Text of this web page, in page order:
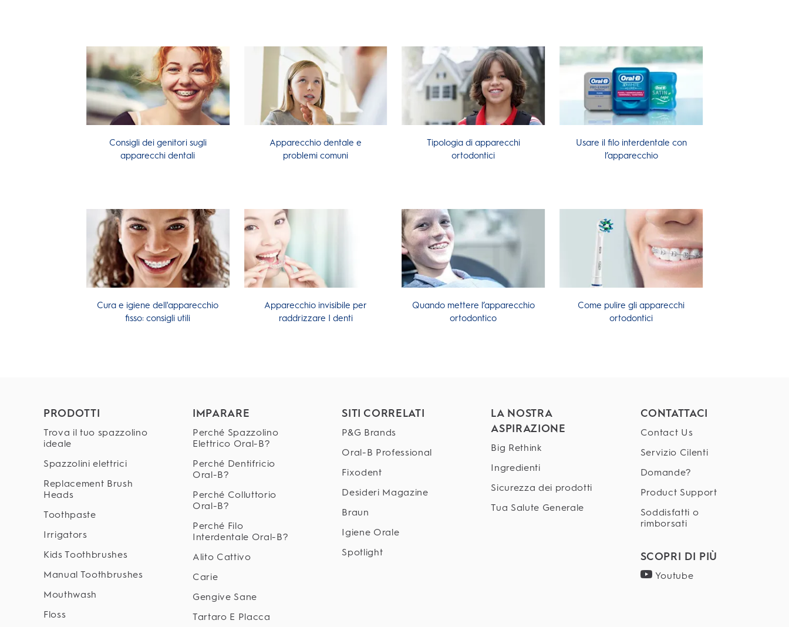
Consigli dei genitori sugli
apparecchi dentali
Apparecchio dentale e
problemi comuni
Tipologia di apparecchi
ortodontici
Usare il filo interdentale con
l’apparecchio
Cura e igiene dell'apparecchio
fisso: consigli utili
Apparecchio invisibile per
raddrizzare I denti
Quando mettere l’apparecchio
ortodontico
Come pulire gli apparecchi
ortodontici
PRODOTTI
Trova il tuo spazzolino
ideale
Spazzolini elettrici
Replacement Brush
Heads
Toothpaste
Irrigators
Kids Toothbrushes
Manual Toothbrushes
Mouthwash
Floss
IMPARARE
Perché Spazzolino
Elettrico Oral-B?
Perché Dentifricio
Oral-B?
Perché Colluttorio
Oral-B?
Perché Filo
Interdentale Oral-B?
Alito Cattivo
Carie
Gengive Sane
Tartaro E Placca
SITI CORRELATI
P&G Brands
Oral-B Professional
Fixodent
Desideri Magazine
Braun
Igiene Orale
Spotlight
LA NOSTRA
ASPIRAZIONE
Big Rethink
Ingredienti
Sicurezza dei prodotti
Tua Salute Generale
CONTATTACI
Contact Us
Servizio Cilenti
Domande?
Product Support
Soddisfatti o
rimborsati
SCOPRI DI PIÙ
Youtube